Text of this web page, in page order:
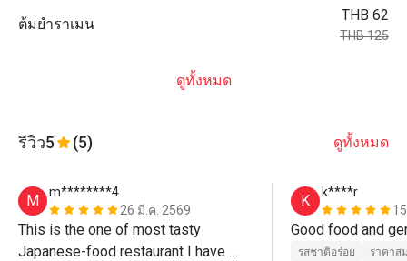
ต้มยำราเมน
THB 62
THB 125
ดูทั้งหมด
รีวิว5 (5) ดูทั้งหมด
M
m********4
26 มี.ค. 2569
This is the one of most tasty
Japanese-food restaurant I have
K
k****r
รสชาติอร่อย
ราคาส